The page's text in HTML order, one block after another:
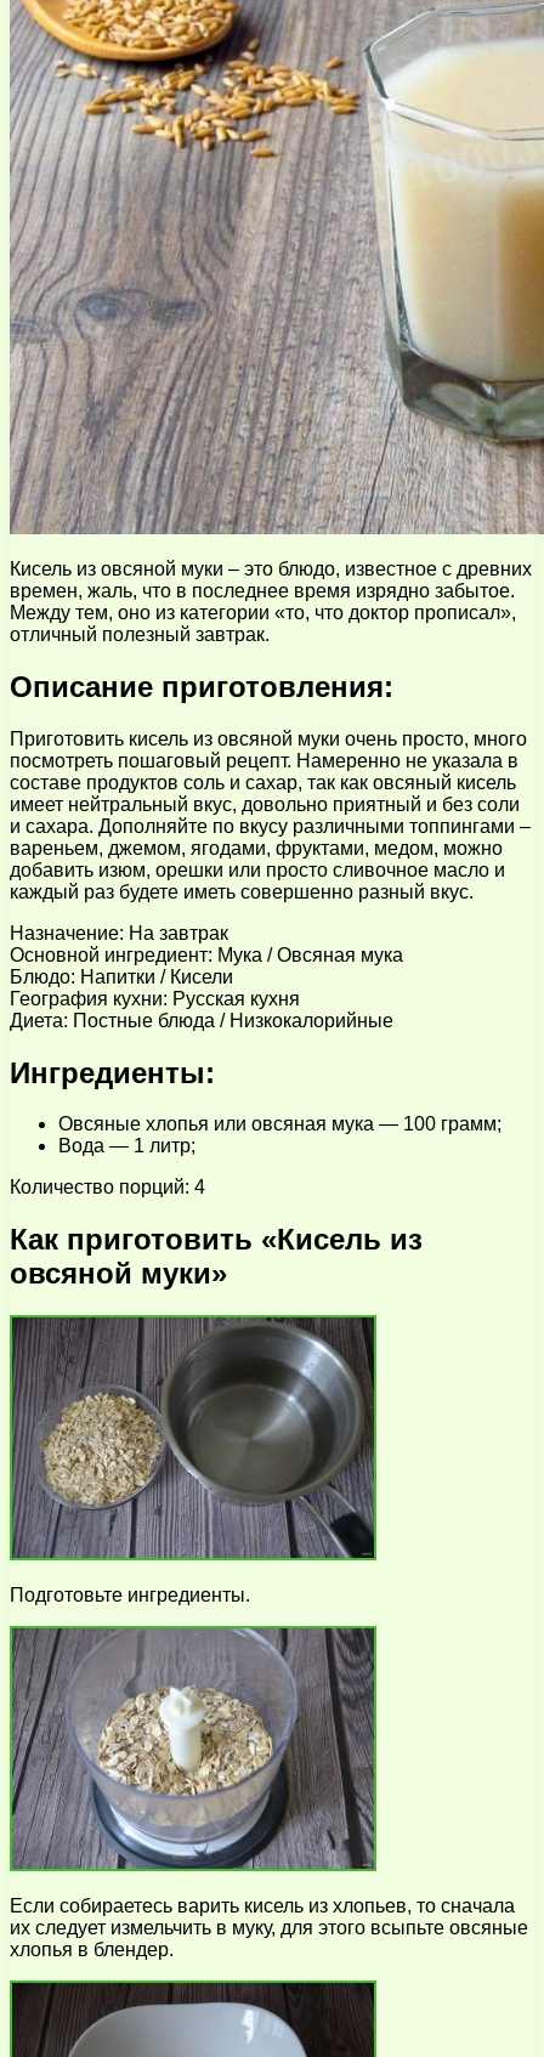
Кисель из овсяной муки – это блюдо, известное с древних
времен, жаль, что в последнее время изрядно забытое.
Между тем, оно из категории «то, что доктор прописал»,
отличный полезный завтрак.
Описание приготовления:
Приготовить кисель из овсяной муки очень просто, много
посмотреть пошаговый рецепт. Намеренно не указала в
составе продуктов соль и сахар, так как овсяный кисель
имеет нейтральный вкус, довольно приятный и без соли
и сахара. Дополняйте по вкусу различными топпингами –
вареньем, джемом, ягодами, фруктами, медом, можно
добавить изюм, орешки или просто сливочное масло и
каждый раз будете иметь совершенно разный вкус.
Назначение: На завтрак
Основной ингредиент: Мука / Овсяная мука
Блюдо: Напитки / Кисели
География кухни: Русская кухня
Диета: Постные блюда / Низкокалорийные
Ингредиенты:
Овсяные хлопья или овсяная мука — 100 грамм;
Вода — 1 литр;
Количество порций: 4
Как приготовить «Кисель из
овсяной муки»
Подготовьте ингредиенты.
Если собираетесь варить кисель из хлопьев, то сначала
их следует измельчить в муку, для этого всыпьте овсяные
хлопья в блендер.